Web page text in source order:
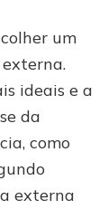
um
ideais e a
da
como
externa